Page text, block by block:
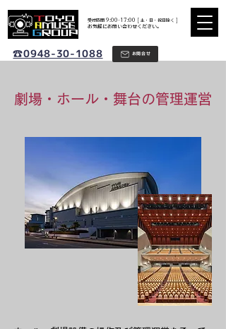
お問合せ
☎0948-30-1088
​お気軽にお問い合わせください。
​受付時間 9:00-17:00 [ 土・日・祝日除く ]
​劇場・ホール・舞台の管理運営